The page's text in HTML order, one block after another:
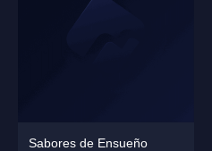
Sabores de Ensueño